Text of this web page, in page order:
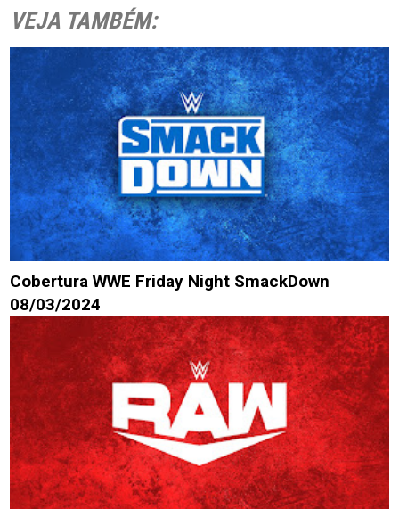
VEJA TAMBÉM:
Cobertura WWE Friday Night SmackDown
08/03/2024